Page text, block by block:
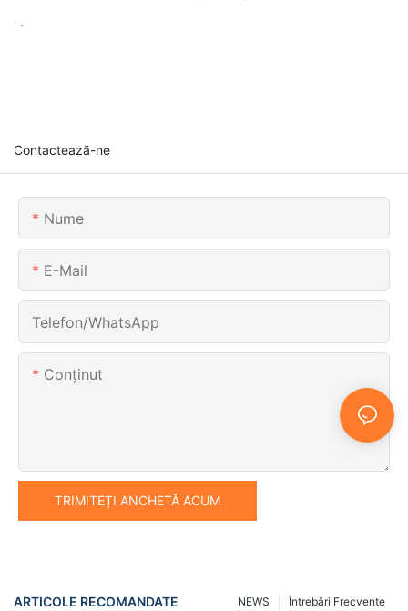
.
Contactează-ne
Nume
E-Mail
Telefon/WhatsApp
Conţinut
TRIMITEȚI ANCHETĂ ACUM
ARTICOLE RECOMANDATE Întrebări Frecvente
NEWS